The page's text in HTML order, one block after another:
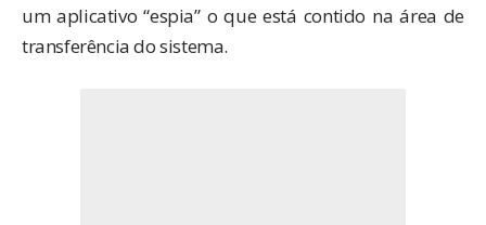
um aplicativo “espia” o que está contido na área de
transferência do sistema.